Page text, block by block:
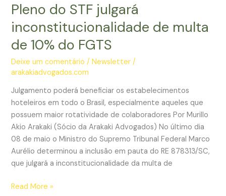
dos
municípios
de
cobrar
ISS
dos
anfitriões
Pleno do STF julgará
inconstitucionalidade de multa
de 10% do FGTS
Deixe um comentário /Newsletter /
arakakiadvogados.com
Julgamento poderá beneficiar os estabelecimentos
hoteleiros em todo o Brasil, especialmente aqueles que
possuem maior rotatividade de colaboradores Por Murillo
Akio Arakaki (Sócio da Arakaki Advogados) No último dia
08 de maio o Ministro do Supremo Tribunal Federal Marco
Aurélio determinou a inclusão em pauta do RE 878313/SC,
que julgará a inconstitucionalidade da multa de
Pleno
Read More »